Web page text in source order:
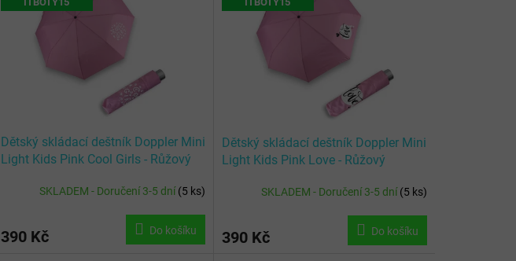
Dětský skládací deštník Doppler Mini
Light Kids Pink Cool Girls - Růžový
SKLADEM - Doručení 3-5 dní(5 ks)
390 Kč Do košíku
Dětský skládací deštník Doppler Mini
Light Kids Pink Love - Růžový
SKLADEM - Doručení 3-5 dní(5 ks)
390 Kč Do košíku